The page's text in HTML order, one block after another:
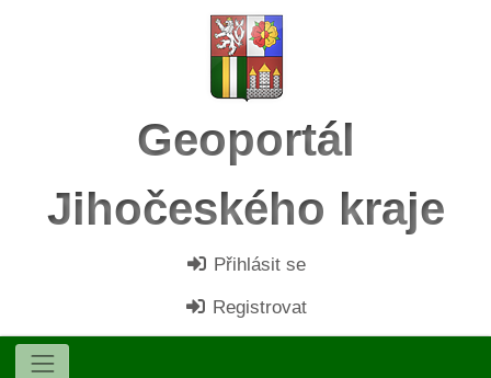
Geoportál
Jihočeského kraje
Přihlásit se
Registrovat